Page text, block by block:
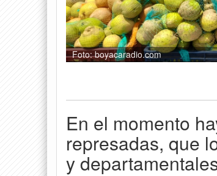
Foto: boyacaradio.com
En el momento
represadas, que
y